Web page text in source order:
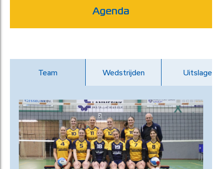
Agenda
Team Wedstrijden Uitslagen